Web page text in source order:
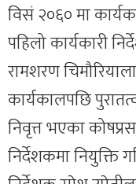
विसं २०६० मा
पहिलो कार्यकारी
रामशरण
कार्यकालपछि
निवृत्त भएका
निर्देशकमा नियुक्ति